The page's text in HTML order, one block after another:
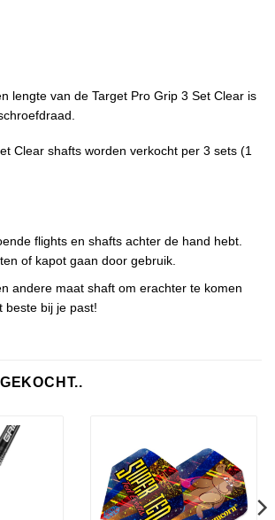
lengte van de Target Pro Grip 3 Set Clear is
Clear shafts worden verkocht per 3 sets (1
flights en shafts achter de hand hebt.
of kapot gaan door gebruik.
andere maat shaft om erachter te komen
beste bij je past!